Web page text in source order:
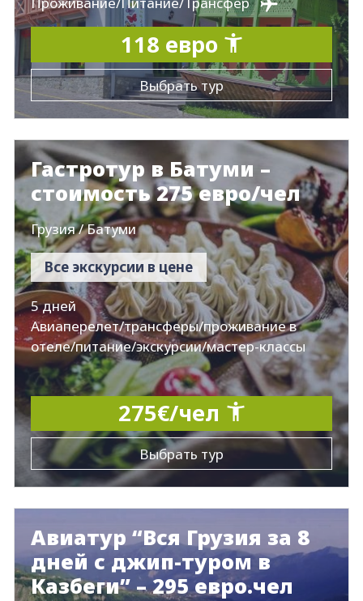
118 евро
Выбрать тур
Гастротур в Батуми –
стоимость 275 евро/чел
Грузия / Батуми
Все экскурсии в цене
5 дней
Авиаперелет/трансферы/проживание в
отеле/питание/экскурсии/мастер-классы
275€/чел
Выбрать тур
Авиатур “Вся Грузия за 8
дней с джип-туром в
Казбеги” – 295 евро.чел